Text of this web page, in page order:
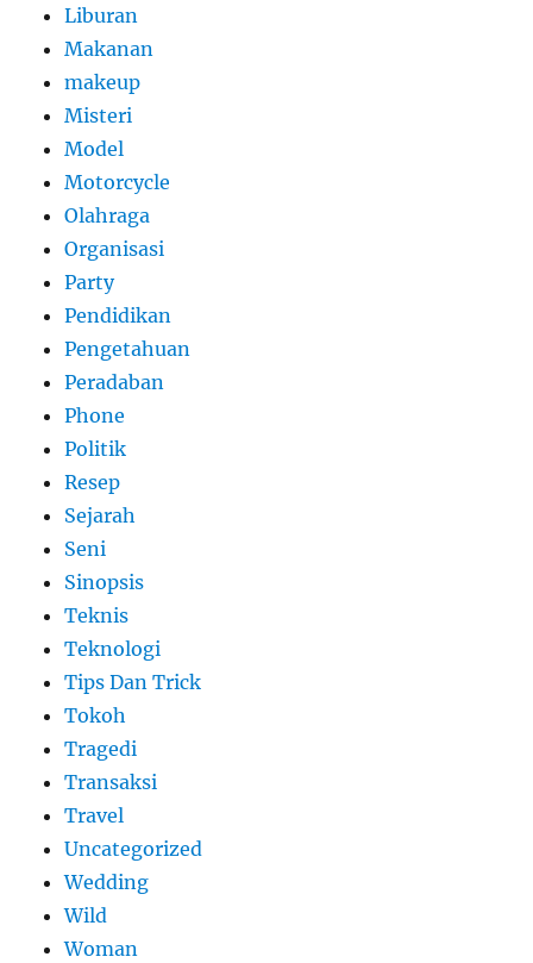
Liburan
Makanan
makeup
Misteri
Model
Motorcycle
Olahraga
Organisasi
Party
Pendidikan
Pengetahuan
Peradaban
Phone
Politik
Resep
Sejarah
Seni
Sinopsis
Teknis
Teknologi
Tips Dan Trick
Tokoh
Tragedi
Transaksi
Travel
Uncategorized
Wedding
Wild
Woman